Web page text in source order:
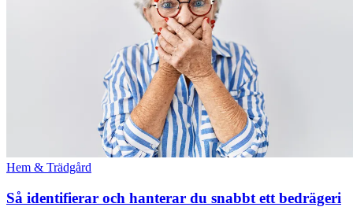
Hem & Trädgård
Så identifierar och hanterar du snabbt ett bedrägeri